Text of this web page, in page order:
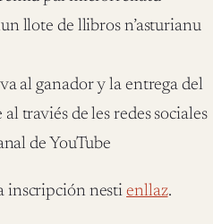
llote de llibros n’asturianu
al ganador y la entrega del
traviés de les redes sociales
de YouTube
inscripción nestienllaz.